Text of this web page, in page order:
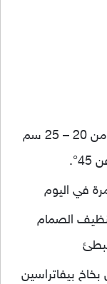
ترش طبقة من بيفاتراسين بمسافة من 20 – 25 سم
في اليوم
الصمام
بيفاتراسين